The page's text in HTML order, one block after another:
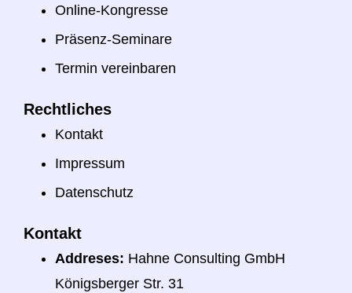
Online-Kongresse
Präsenz-Seminare
Termin vereinbaren
Rechtliches
Kontakt
Impressum
Datenschutz
Kontakt
Addreses: Hahne Consulting GmbH
Königsberger Str. 31